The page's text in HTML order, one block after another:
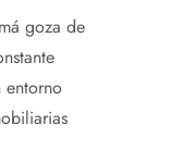
goza de